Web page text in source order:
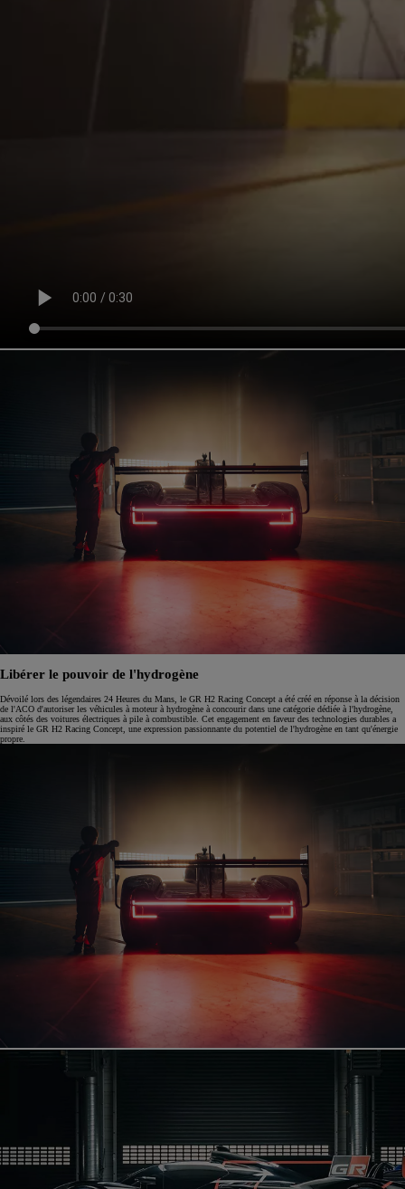
Libérer le pouvoir de l'hydrogène
Dévoilé lors des légendaires 24 Heures du Mans, le GR H2 Racing Concept a été créé en réponse à la décision
de l'ACO d'autoriser les véhicules à moteur à hydrogène à concourir dans une catégorie dédiée à l'hydrogène,
aux côtés des voitures électriques à pile à combustible. Cet engagement en faveur des technologies durables a
inspiré le GR H2 Racing Concept, une expression passionnante du potentiel de l'hydrogène en tant qu'énergie
propre.